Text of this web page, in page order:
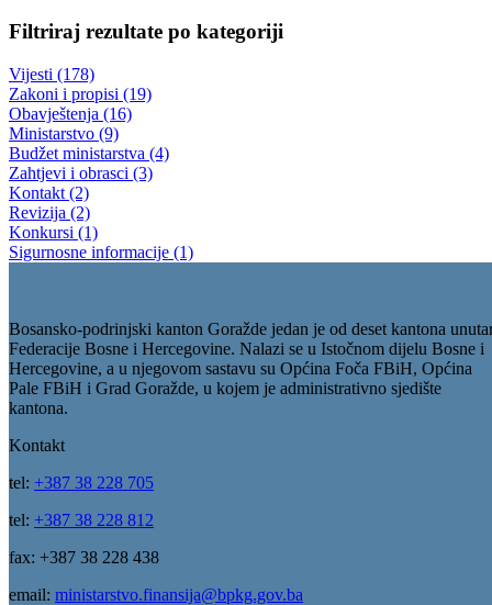
Filtriraj rezultate po kategoriji
Vijesti (178)
Zakoni i propisi (19)
Obavještenja (16)
Ministarstvo (9)
Budžet ministarstva (4)
Zahtjevi i obrasci (3)
Kontakt (2)
Revizija (2)
Konkursi (1)
Sigurnosne informacije (1)
Bosansko-podrinjski kanton Goražde jedan je od deset kantona
Federacije Bosne i Hercegovine. Nalazi se u Istočnom dijelu Bosne i
Hercegovine, a u njegovom sastavu su Općina Foča FBiH, Općina
Pale FBiH i Grad Goražde, u kojem je administrativno sjedište
kantona.
Kontakt
tel: +387 38 228 705
tel: +387 38 228 812
fax: +387 38 228 438
email: ministarstvo.finansija@bpkg.gov.ba